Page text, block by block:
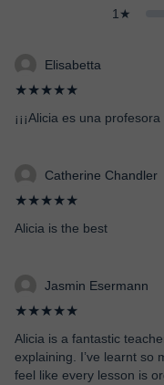
1★
Elisabetta
★★★★★
¡¡¡Alicia es una
Catherine Chandler
★★★★★
Alicia is the best
Jasmin Esermann
★★★★★
Alicia is a fantastic
explaining. I’ve learnt so
feel like every lesson is